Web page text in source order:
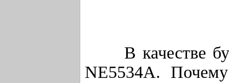
В качестве
NE5534A.